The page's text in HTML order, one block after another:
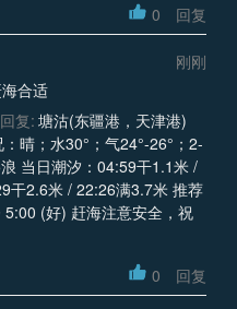
0 回复
刚刚
合适
回复: 塘沽(东疆港，天津港)
晴；水30°；气24°-26°；2-
当日潮汐：04:59干1.1米 /
干2.6米 / 22:26满3.7米 推荐
(好) 赶海注意安全，祝
0 回复